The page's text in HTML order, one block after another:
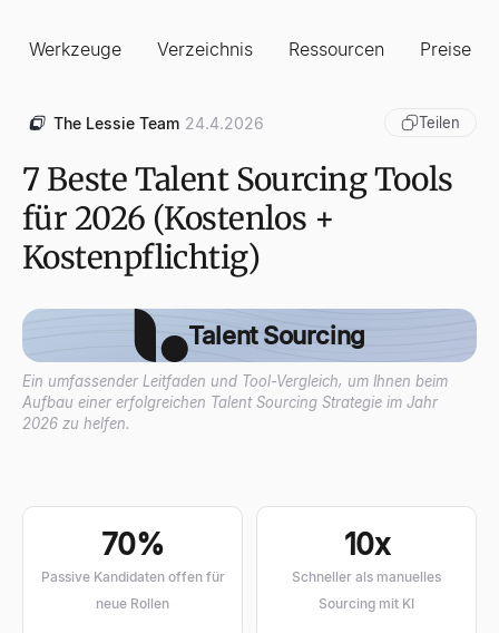
Werkzeuge Verzeichnis Ressourcen Preise
The Lessie Team 24.4.2026 Teilen
7 Beste Talent Sourcing Tools
für 2026 (Kostenlos +
Kostenpflichtig)
Talent Sourcing
Ein umfassender Leitfaden und Tool-Vergleich, um Ihnen beim
Aufbau einer erfolgreichen Talent Sourcing Strategie im Jahr
2026 zu helfen.
70%
Passive Kandidaten offen für
neue Rollen
10x
Schneller als manuelles
Sourcing mit KI